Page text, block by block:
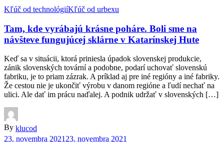
Kľúč od technológiíKľúč od urbexu
Tam, kde vyrábajú krásne poháre. Boli sme na
návšteve fungujúcej sklárne v Katarínskej Hute
Keď sa v situácii, ktorá priniesla úpadok slovenskej produkcie,
zánik slovenských tovární a podobne, podarí uchovať slovenskú
fabriku, je to priam zázrak. A príklad aj pre iné regióny a iné fabriky.
Že cestou nie je ukončiť výrobu v danom regióne a ľudí nechať na
ulici. Ale dať im prácu naďalej. A podnik udržať v slovenských […]
By klucod
23. novembra 2021 23. novembra 2021